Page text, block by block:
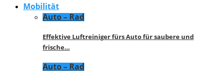
Mobilität
Auto – Rad
Effektive Luftreiniger fürs Auto für saubere und
frische…
Auto – Rad